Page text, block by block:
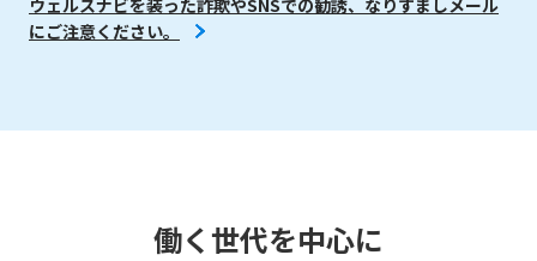
にご注意ください。
働く世代を中心に